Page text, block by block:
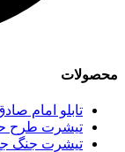
محصولات
تابلو امام
تیشرت طرح
تیشرت جنگ